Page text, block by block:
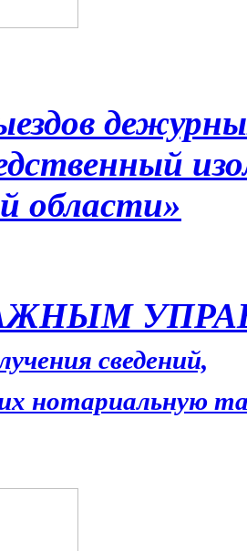
области»
сведений,
нотариальную